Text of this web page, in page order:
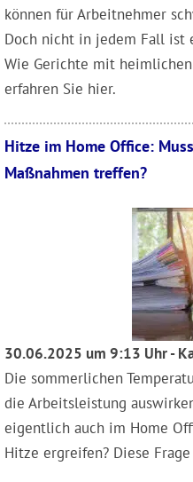
können für Arbeitnehmer
Doch nicht in jedem Fall ist
Wie Gerichte mit
erfahren Sie hier.
Hitze im Home Office:
Maßnahmen treffen?
30.06.2025 um 9:13 Uhr -
Die sommerlichen
die Arbeitsleistung
eigentlich auch im Home
Hitze ergreifen? Diese